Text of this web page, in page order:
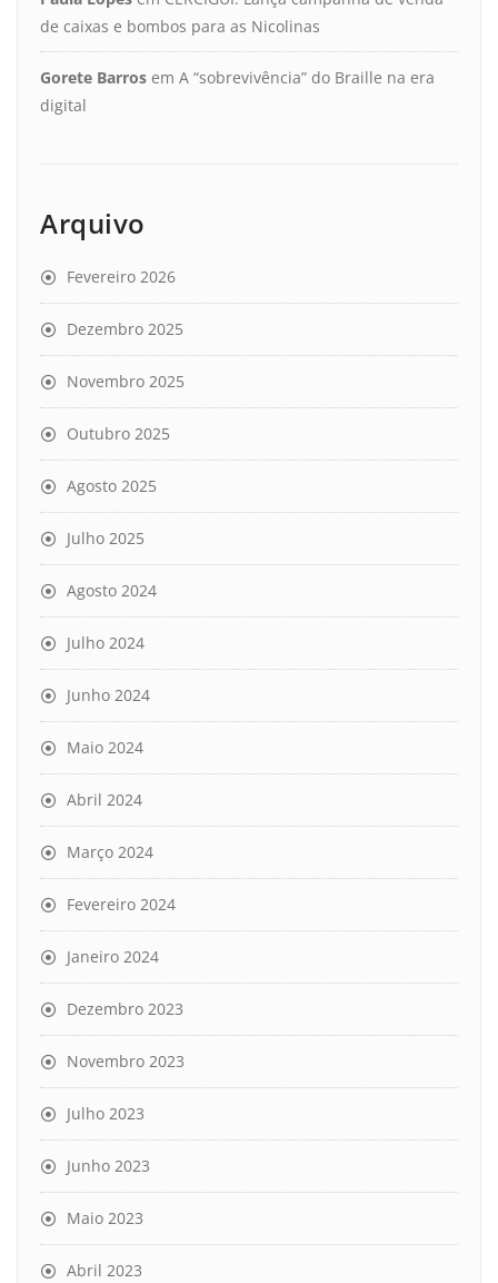
de caixas e bombos para as Nicolinas
Gorete Barros em A “sobrevivência” do Braille na era
digital
Arquivo
Fevereiro 2026
Dezembro 2025
Novembro 2025
Outubro 2025
Agosto 2025
Julho 2025
Agosto 2024
Julho 2024
Junho 2024
Maio 2024
Abril 2024
Março 2024
Fevereiro 2024
Janeiro 2024
Dezembro 2023
Novembro 2023
Julho 2023
Junho 2023
Maio 2023
Abril 2023